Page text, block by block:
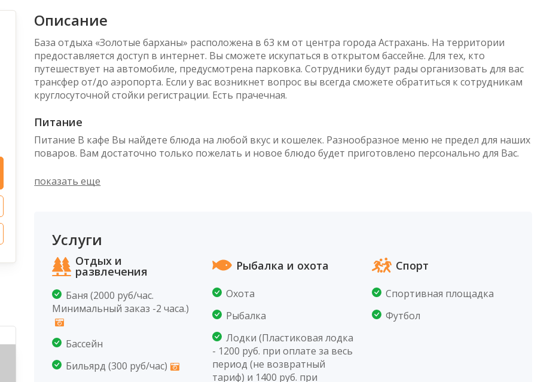
Описание
База отдыха «Золотые барханы» расположена в 63 км от центра города Астрахань. На территории
предоставляется доступ в интернет. Вы сможете искупаться в открытом бассейне. Для тех, кто
путешествует на автомобиле, предусмотрена парковка. Сотрудники будут рады организовать для вас
трансфер от/до аэропорта. Если у вас возникнет вопрос вы всегда сможете обратиться к сотрудникам
круглосуточной стойки регистрации. Есть прачечная.
Питание
Питание В кафе Вы найдете блюда на любой вкус и кошелек. Разнообразное меню не предел для наших
поваров. Вам достаточно только пожелать и новое блюдо будет приготовлено персонально для Вас.
показать еще
Услуги
Отдых и
развлечения
Баня (2000 руб/час.
Минимальный заказ -2 часа.)
Бассейн
Бильярд (300 руб/час)
Рыбалка и охота
Охота
Рыбалка
Лодки (Пластиковая лодка
- 1200 руб. при оплате за весь
период (не возвратный
тариф) и 1400 руб. при
Спорт
Спортивная площадка
Футбол